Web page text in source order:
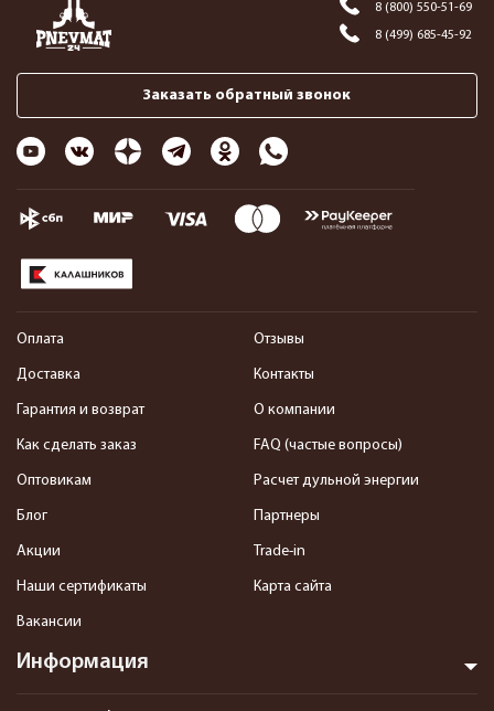
8 (800) 550-51-69
8 (499) 685-45-92
Заказать обратный звонок
Информация
Оплата
Доставка
Гарантия и возврат
Как сделать заказ
Оптовикам
Блог
Акции
Наши сертификаты
Вакансии
Отзывы
Контакты
О компании
FAQ (частые вопросы)
Расчет дульной энергии
Партнеры
Trade-in
Карта сайта